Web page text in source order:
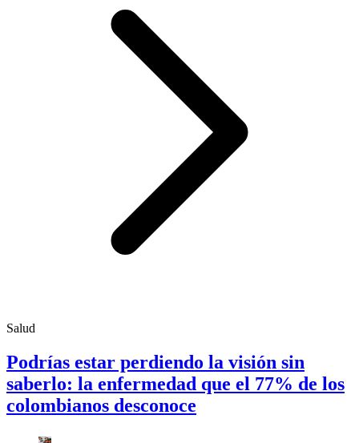
Salud
Podrías estar perdiendo la visión sin
saberlo: la enfermedad que el 77% de los
colombianos desconoce